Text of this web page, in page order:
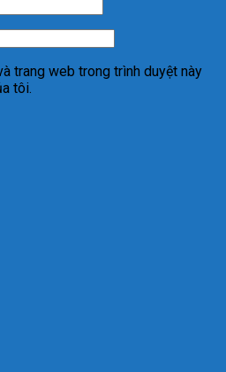
trang web trong trình duyệt này
tôi.